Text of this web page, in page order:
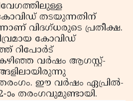
തടയുന്നതിന്
വിദഗ്ധരുടെ പ്രതീക്ഷ.
കോവിഡ്
റിപോര്‍ട്
കഴിഞ്ഞ വര്‍ഷം ആഗസ്റ്റ്-
തരംഗം. ഈ വര്‍ഷം ഏപ്രില്‍-
ാം തരംഗവുമുണ്ടായി.